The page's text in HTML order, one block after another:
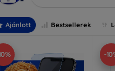
Ajánlott Bestsellerek
-